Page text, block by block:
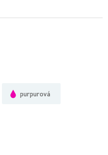
purpurová